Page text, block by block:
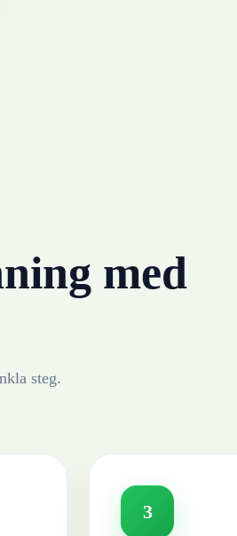
med
steg.
3